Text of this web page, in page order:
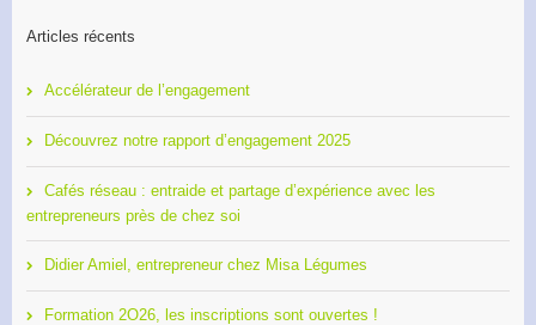
Articles récents
Accélérateur de l’engagement
Découvrez notre rapport d’engagement 2025
Cafés réseau : entraide et partage d’expérience avec les
entrepreneurs près de chez soi
Didier Amiel, entrepreneur chez Misa Légumes
Formation 2O26, les inscriptions sont ouvertes !